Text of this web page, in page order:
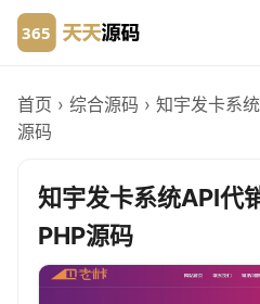
首页 › 综合源码 › 知宇发卡系
源码
知宇发卡系统API代
PHP源码